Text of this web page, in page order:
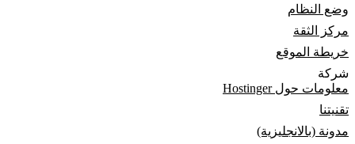
وضع النظام
مركز الثقة
خريطة الموقع
شركة
معلومات حول Hostinger
تقنيتنا
مدونة (بالانجليزية)